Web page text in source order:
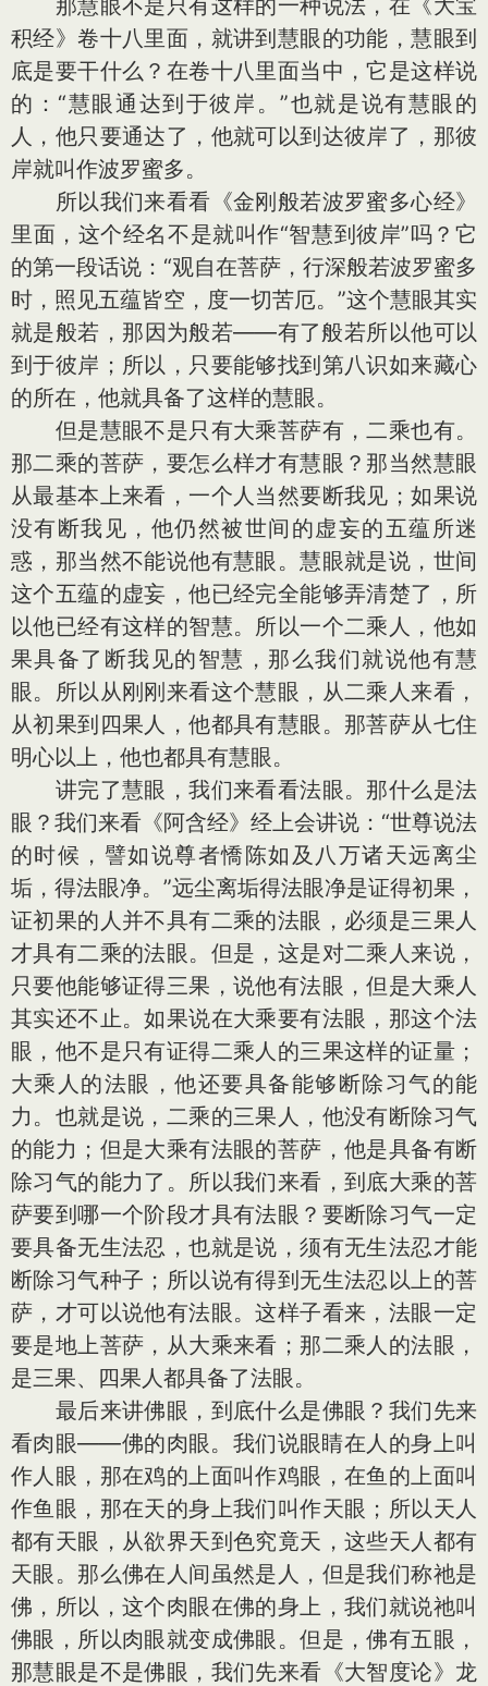
那慧眼不是只有这样的一种说法，在《大宝
积经》卷十八里面，就讲到慧眼的功能，慧眼到
底是要干什么？在卷十八里面当中，它是这样说
的：“慧眼通达到于彼岸。”也就是说有慧眼的
人，他只要通达了，他就可以到达彼岸了，那彼
岸就叫作波罗蜜多。
所以我们来看看《金刚般若波罗蜜多心经》
里面，这个经名不是就叫作“智慧到彼岸”吗？它
的第一段话说：“观自在菩萨，行深般若波罗蜜多
时，照见五蕴皆空，度一切苦厄。”这个慧眼其实
就是般若，那因为般若——有了般若所以他可以
到于彼岸；所以，只要能够找到第八识如来藏心
的所在，他就具备了这样的慧眼。
但是慧眼不是只有大乘菩萨有，二乘也有。
那二乘的菩萨，要怎么样才有慧眼？那当然慧眼
从最基本上来看，一个人当然要断我见；如果说
没有断我见，他仍然被世间的虚妄的五蕴所迷
惑，那当然不能说他有慧眼。慧眼就是说，世间
这个五蕴的虚妄，他已经完全能够弄清楚了，所
以他已经有这样的智慧。所以一个二乘人，他如
果具备了断我见的智慧，那么我们就说他有慧
眼。所以从刚刚来看这个慧眼，从二乘人来看，
从初果到四果人，他都具有慧眼。那菩萨从七住
明心以上，他也都具有慧眼。
讲完了慧眼，我们来看看法眼。那什么是法
眼？我们来看《阿含经》经上会讲说：“世尊说法
的时候，譬如说尊者憍陈如及八万诸天远离尘
垢，得法眼净。”远尘离垢得法眼净是证得初果，
证初果的人并不具有二乘的法眼，必须是三果人
才具有二乘的法眼。但是，这是对二乘人来说，
只要他能够证得三果，说他有法眼，但是大乘人
其实还不止。如果说在大乘要有法眼，那这个法
眼，他不是只有证得二乘人的三果这样的证量；
大乘人的法眼，他还要具备能够断除习气的能
力。也就是说，二乘的三果人，他没有断除习气
的能力；但是大乘有法眼的菩萨，他是具备有断
除习气的能力了。所以我们来看，到底大乘的菩
萨要到哪一个阶段才具有法眼？要断除习气一定
要具备无生法忍，也就是说，须有无生法忍才能
断除习气种子；所以说有得到无生法忍以上的菩
萨，才可以说他有法眼。这样子看来，法眼一定
要是地上菩萨，从大乘来看；那二乘人的法眼，
是三果、四果人都具备了法眼。
最后来讲佛眼，到底什么是佛眼？我们先来
看肉眼——佛的肉眼。我们说眼睛在人的身上叫
作人眼，那在鸡的上面叫作鸡眼，在鱼的上面叫
作鱼眼，那在天的身上我们叫作天眼；所以天人
都有天眼，从欲界天到色究竟天，这些天人都有
天眼。那么佛在人间虽然是人，但是我们称祂是
佛，所以，这个肉眼在佛的身上，我们就说祂叫
佛眼，所以肉眼就变成佛眼。但是，佛有五眼，
那慧眼是不是佛眼，我们先来看《大智度论》龙